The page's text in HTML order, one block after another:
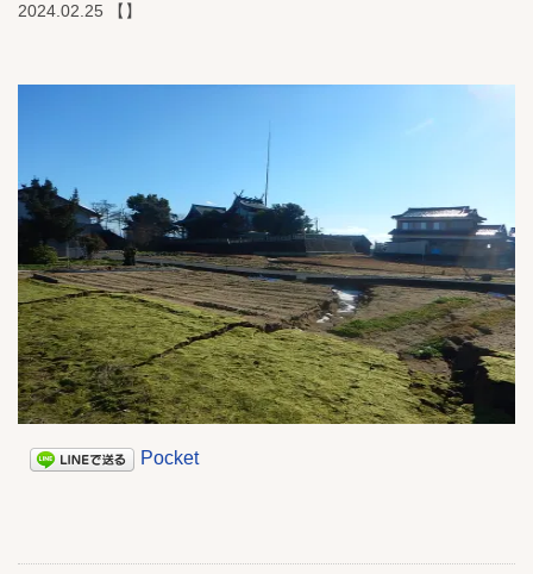
2024.02.25 【】
Pocket